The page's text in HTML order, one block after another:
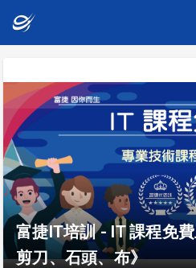
富捷IT培訓 - IT 課程免
剪刀、石頭、布》